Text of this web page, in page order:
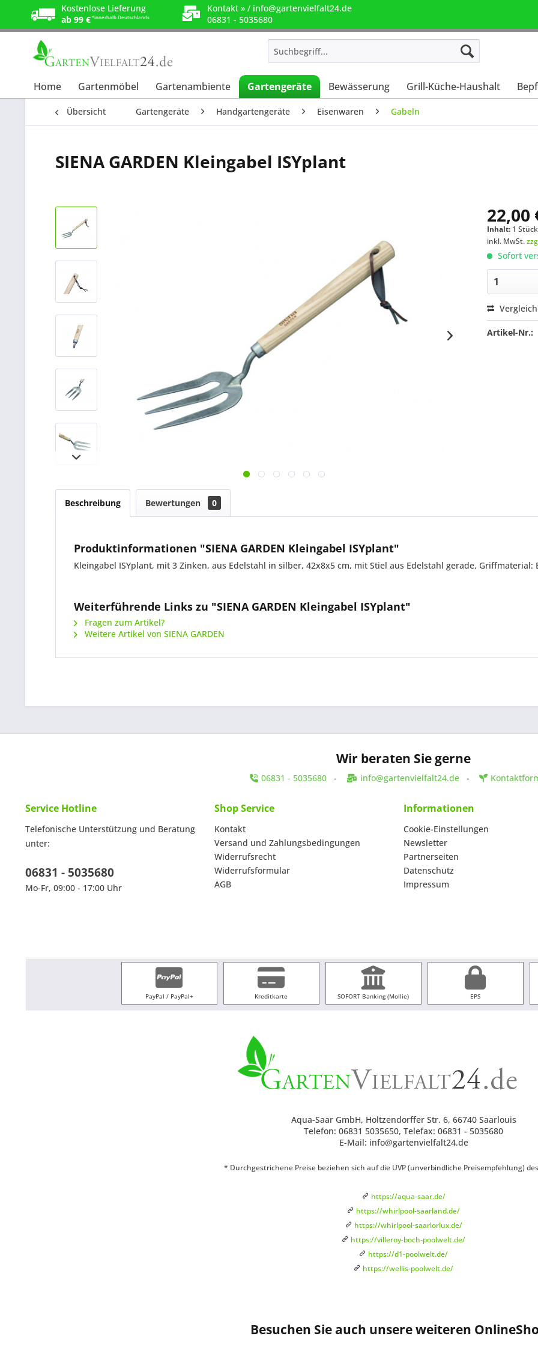
Kostenlose Lieferung
ab 99 €*innerhalb Deutschlands
Kontakt »/ info@gartenvielfalt24.de
06831 - 5035680
Home Gartenmöbel Gartenambiente Gartengeräte Bewässerung Grill-Küche-Haushalt
Übersicht Gartengeräte Handgartengeräte Eisenwaren Gabeln
SIENA GARDEN Kleingabel ISYplant
22,00
Inhalt: 1 Stück
inkl. MwSt.
Sofort
Artikel-Nr.:
Beschreibung Bewertungen 0
Produktinformationen "SIENA GARDEN Kleingabel ISYplant"
Kleingabel ISYplant, mit 3 Zinken, aus Edelstahl in silber, 42x8x5 cm, mit Stiel aus Edelstahl gerade, Griffmaterial:
Weiterführende Links zu "SIENA GARDEN Kleingabel ISYplant"
Fragen zum Artikel?
Weitere Artikel von SIENA GARDEN
Wir beraten Sie gerne
06831 - 5035680 - info@gartenvielfalt24.de -
Service Hotline
Telefonische Unterstützung und Beratung
unter:
06831 - 5035680
Mo-Fr, 09:00 - 17:00 Uhr
Shop Service
Kontakt
Versand und Zahlungsbedingungen
Widerrufsrecht
Widerrufsformular
AGB
Informationen
Cookie-Einstellungen
Newsletter
Partnerseiten
Datenschutz
Impressum
PayPal / PayPal+ Kreditkarte SOFORT Banking (Mollie) EPS
Aqua-Saar GmbH, Holtzendorffer Str. 6, 66740 Saarlouis
Telefon: 06831 5035650, Telefax: 06831 - 5035680
E-Mail: info@gartenvielfalt24.de
* Durchgestrichene Preise beziehen sich auf die UVP (unverbindliche Preisempfehlung)
https://aqua-saar.de/
https://whirlpool-saarland.de/
https://whirlpool-saarlorlux.de/
https://villeroy-boch-poolwelt.de/
https://d1-poolwelt.de/
https://wellis-poolwelt.de/
Besuchen Sie auch unsere weiteren